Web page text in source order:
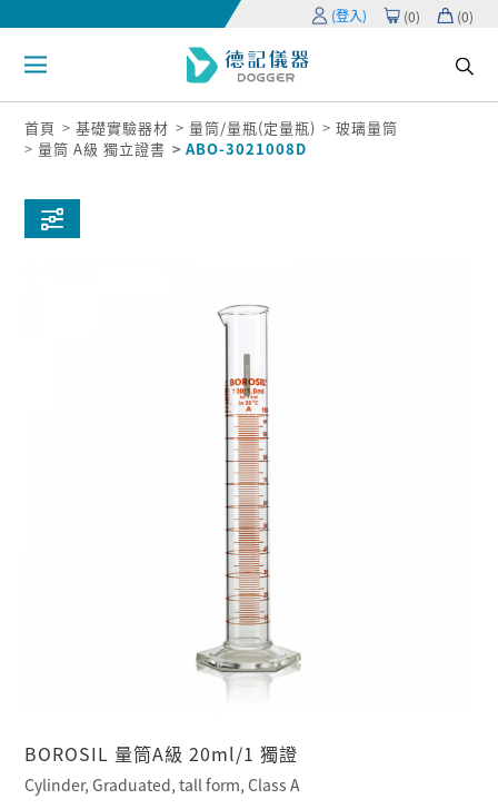
(登入) (0) (0)
首頁 基礎實驗器材 量筒/量瓶(定量瓶)
玻璃量筒
量筒 A級 獨立證書
ABO-3021008D
BOROSIL 量筒A級 20ml/1 獨證
Cylinder, Graduated, tall form, Class A